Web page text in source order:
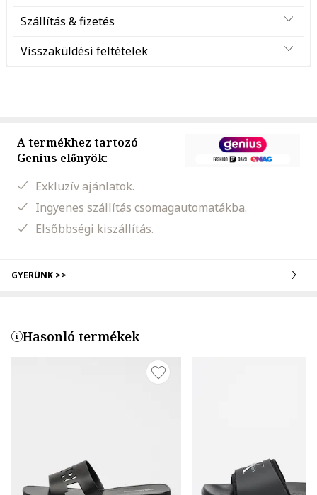
Szállítás & fizetés
Visszaküldési feltételek
A termékhez tartozó
Genius előnyök:
Exkluzív ajánlatok.
Ingyenes szállítás csomagautomatákba.
Elsőbbségi kiszállítás.
GYERÜNK >>
Hasonló termékek